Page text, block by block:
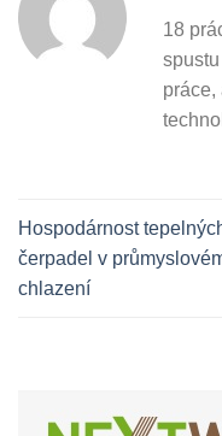
18
práce,
Hospodárnost
čerpadel v
chlazení